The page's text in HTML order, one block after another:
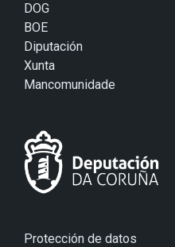
DOG
BOE
Diputación
Xunta
Mancomunidade
Protección de datos